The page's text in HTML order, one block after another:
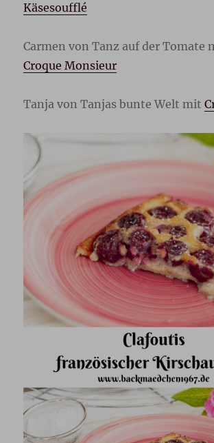
Käsesoufflé
Carmen von Tanz auf der Tomate
Croque Monsieur
Tanja von Tanjas bunte Welt mit